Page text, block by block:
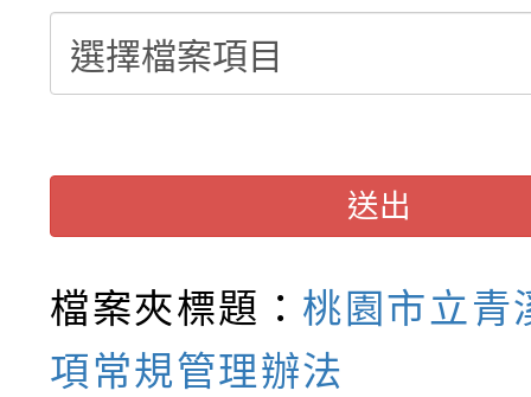
結果(第3招)
送出
檔案夾標題： 桃園市立青
項常規管理辦法